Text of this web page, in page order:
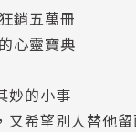
銷五萬冊
心靈寶典
妙的小事
又希望別人替他